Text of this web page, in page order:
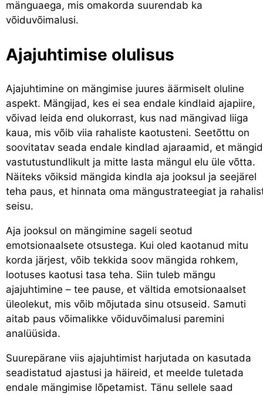
mänguaega, mis omakorda suurendab ka
võiduvõimalusi.
Ajajuhtimise olulisus
Ajajuhtimine on mängimise juures äärmiselt oluline
aspekt. Mängijad, kes ei sea endale kindlaid ajapiire,
võivad leida end olukorrast, kus nad mängivad liiga
kaua, mis võib viia rahaliste kaotusteni. Seetõttu on
soovitatav seada endale kindlad ajaraamid, et
vastutustundlikult ja mitte lasta mängul elu üle võtta.
Näiteks võiksid mängida kindla aja jooksul ja seejärel
teha paus, et hinnata oma mängustrateegiat ja
seisu.
Aja jooksul on mängimine sageli seotud
emotsionaalsete otsustega. Kui oled kaotanud mitu
korda järjest, võib tekkida soov mängida rohkem,
lootuses kaotusi tasa teha. Siin tuleb mängu
ajajuhtimine – tee pause, et vältida emotsionaalset
üleolekut, mis võib mõjutada sinu otsuseid. Samuti
aitab paus võimalikke võiduvõimalusi paremini
analüüsida.
Suurepärane viis ajajuhtimist harjutada on kasutada
seadistatud ajastusi ja häireid, et meelde tuletada
endale mängimise lõpetamist. Tänu sellele saad